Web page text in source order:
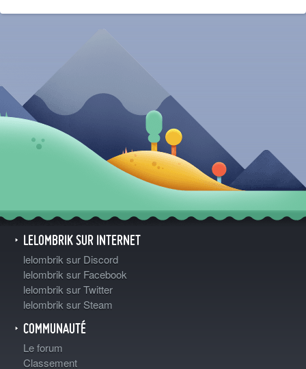
LELOMBRIK SUR INTERNET
lelombrik sur Discord
lelombrik sur Facebook
lelombrik sur Twitter
lelombrik sur Steam
COMMUNAUTÉ
Le forum
Classement